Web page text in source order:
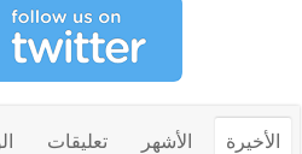
الأخيرة الأشهر تعليقات